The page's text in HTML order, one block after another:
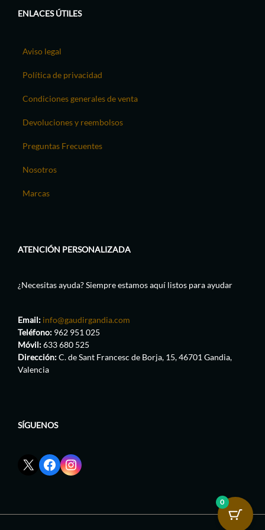
ENLACES ÚTILES
Aviso legal
Política de privacidad
Condiciones generales de venta
Devoluciones y reembolsos
Preguntas Frecuentes
Nosotros
Marcas
ATENCIÓN PERSONALIZADA
¿Necesitas ayuda? Siempre estamos aquí listos para ayudar
Email: info@gaudirgandia.com
Teléfono: 962 951 025
Móvil:633 680 525
Dirección:C. de Sant Francesc de Borja, 15, 46701 Gandia,
Valencia
SÍGUENOS
Enlace
red
Enlace
de
Enlace
0